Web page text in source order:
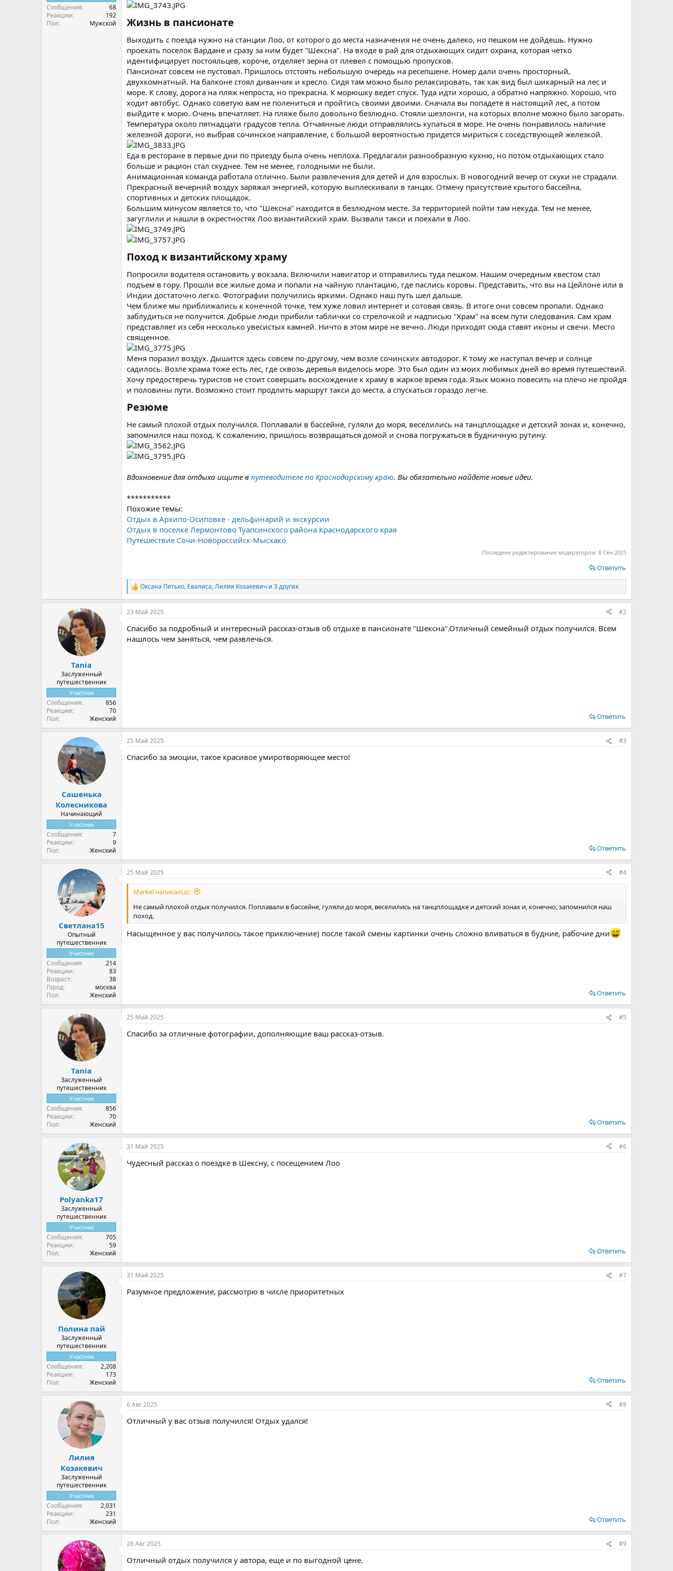
Сообщения
68
Реакции
192
Пол
Мужской Жизнь в пансионате
Выходить с поезда нужно на станции Лоо, от которого до места назначения не очень далеко, но пешком не дойдешь. Нужно
проехать поселок Вардане и сразу за ним будет "Шексна". На входе в рай для отдыхающих сидит охрана, которая четко
идентифицирует постояльцев, короче, отделяет зерна от плевел с помощью пропусков.
Пансионат совсем не пустовал. Пришлось отстоять небольшую очередь на ресепшене. Номер дали очень просторный,
двухкомнатный. На балконе стоял диванчик и кресло. Сидя там можно было релаксировать, так как вид был шикарный на лес и
море. К слову, дорога на пляж непроста, но прекрасна. К морюшку ведет спуск. Туда идти хорошо, а обратно напряжно. Хорошо, что
ходит автобус. Однако советую вам не полениться и пройтись своими двоими. Сначала вы попадете в настоящий лес, а потом
выйдите к морю. Очень впечатляет. На пляже было довольно безлюдно. Стояли шезлонги, на которых вполне можно было загорать.
Температура около пятнадцати градусов тепла. Отчаянные люди отправлялись купаться в море. Не очень понравилось наличие
железной дороги, но выбрав сочинское направление, с большой вероятностью придется мириться с соседствующей железкой.
Еда в ресторане в первые дни по приезду была очень неплоха. Предлагали разнообразную кухню, но потом отдыхающих стало
больше и рацион стал скуднее. Тем не менее, голодными не были.
Анимационная команда работала отлично. Были развлечения для детей и для взрослых. В новогодний вечер от скуки не страдали.
Прекрасный вечерний воздух заряжал энергией, которую выплескивали в танцах. Отмечу присутствие крытого бассейна,
спортивных и детских площадок.
Большим минусом является то, что "Шексна" находится в безлюдном месте. За территорией пойти там некуда. Тем не менее,
загуглили и нашли в окрестностях Лоо византийский храм. Вызвали такси и поехали в Лоо.
Поход к византийскому храму
Попросили водителя остановить у вокзала. Включили навигатор и отправились туда пешком. Нашим очередным квестом стал
подъем в гору. Прошли все жилые дома и попали на чайную плантацию, где паслись коровы. Представить, что вы на Цейлоне или в
Индии достаточно легко. Фотографии получились яркими. Однако наш путь шел дальше.
Чем ближе мы приближались к конечной точке, тем хуже ловил интернет и сотовая связь. В итоге они совсем пропали. Однако
заблудиться не получится. Добрые люди прибили таблички со стрелочкой и надписью "Храм" на всем пути следования. Сам храм
представляет из себя несколько увесистых камней. Ничто в этом мире не вечно. Люди приходят сюда ставят иконы и свечи. Место
священное.
Меня поразил воздух. Дышится здесь совсем по-другому, чем возле сочинских автодорог. К тому же наступал вечер и солнце
садилось. Возле храма тоже есть лес, где сквозь деревья виделось море. Это был один из моих любимых дней во время путешествий.
Хочу предостеречь туристов не стоит совершать восхождение к храму в жаркое время года. Язык можно повесить на плечо не пройдя
и половины пути. Возможно стоит продлить маршрут такси до места, а спускаться гораздо легче.
Резюме
Не самый плохой отдых получился. Поплавали в бассейне, гуляли до моря, веселились на танцплощадке и детский зонах и, конечно,
запомнился наш поход. К сожалению, пришлось возвращаться домой и снова погружаться в будничную рутину.
Вдохновение для отдыха ищите в путеводителе по Краснодарскому краю. Вы обязательно найдёте новые идеи.
***********
Похожие темы:
Отдых в Архипо-Осиповке - дельфинарий и экскурсии
Отдых в поселке Лермонтово Туапсинского района Краснодарского края
Путешествие Сочи-Новороссийск-Мысхако
Последнее редактирование модератором: 8 Сен 2025
Ответить
Р
е
а
к
и
и
Оксана Петько, Евалиса,Лилия Козакевич и 3 других
Tania
Заслуженный
путешественник
Участник
Сообщения
856
Реакции
70
Пол
Женский
23 Май 2025 #2
Спасибо за подробный и интересный рассказ-отзыв об отдыхе в пансионате "Шексна".Отличный семейный отдых получился. Всем
нашлось чем заняться, чем развлечься.
Ответить
Сашенька
Колесникова
Начинающий
Участник
Сообщения
7
Реакции
9
Пол
Женский
25 Май 2025 #3
Спасибо за эмоции, такое красивое умиротворяющее место!
Ответить
Светлана15
Опытный
путешественник
Участник
Сообщения
214
Реакции
83
Возраст
38
Город
москва
Пол
Женский
25 Май 2025 #4
Markel написал(а):
Не самый плохой отдых получился. Поплавали в бассейне, гуляли до моря, веселились на танцплощадке и детский зонах и, конечно, запомнился наш
поход.
Насыщенное у вас получилось такое приключение) после такой смены картинки очень сложно вливаться в будние, рабочие дни
Ответить
Tania
Заслуженный
путешественник
Участник
Сообщения
856
Реакции
70
Пол
Женский
25 Май 2025 #5
Спасибо за отличные фотографии, дополняющие ваш рассказ-отзыв.
Ответить
Polyanka17
Заслуженный
путешественник
Участник
Сообщения
705
Реакции
59
Пол
Женский
31 Май 2025 #6
Чудесный рассказ о поездке в Шексну, с посещением Лоо
Ответить
Полина пай
Заслуженный
путешественник
Участник
Сообщения
2,208
Реакции
173
Пол
Женский
31 Май 2025 #7
Разумное предложение, рассмотрю в числе приоритетных
Ответить
Лилия
Козакевич
Заслуженный
путешественник
Участник
Сообщения
2,031
Реакции
231
Пол
Женский
6 Авг 2025 #8
Отличный у вас отзыв получился! Отдых удался!
Ответить
28 Авг 2025 #9
Отличный отдых получился у автора, еще и по выгодной цене.